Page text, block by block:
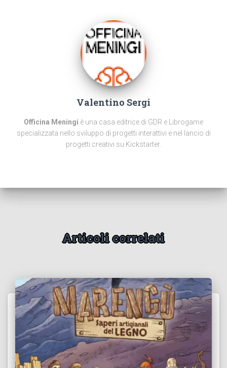
Valentino Sergi
Officina Meningi è una casa editrice di GDR e Librogame
specializzata nello sviluppo di progetti interattivi e nel lancio di
progetti creativi su Kickstarter.
Articoli correlati